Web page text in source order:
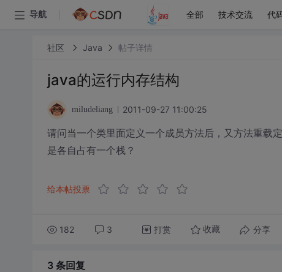
导航 全部 技术交流 代
社区 Java 帖子详情
java的运行内存结构
miludeliang 2011-09-27 11:00:25
请问当一个类里面定义一个成员方法后，又方法重载
是各自占有一个栈？
给本帖投票
182 3 打赏 收藏 分享
3 条回复